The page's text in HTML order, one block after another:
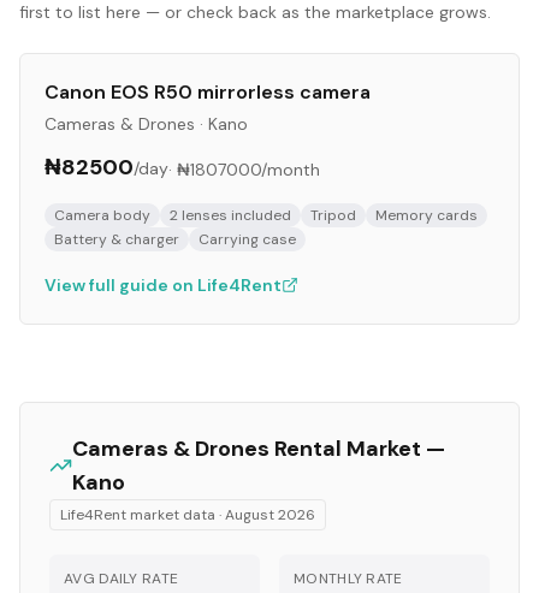
first to list here — or check back as the marketplace grows.
Canon EOS R50 mirrorless camera
Cameras & Drones · Kano
₦82500/day· ₦1807000/month
Camera body 2 lenses included Tripod
Memory cards
Battery & charger
Carrying case
View full guide on Life4Rent
Cameras & Drones Rental Market —
Kano
Life4Rent market data ·August 2026
AVG DAILY RATE MONTHLY RATE